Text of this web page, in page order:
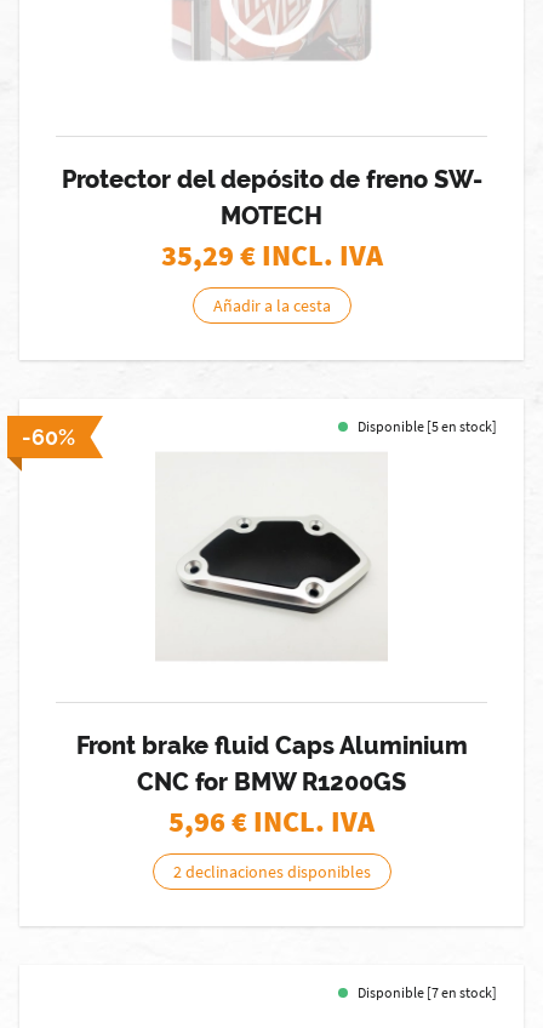
Protector del depósito de freno SW-
MOTECH
35,29€ INCL. IVA
Añadir a la cesta
-60% Disponible [5 en stock]
Front brake fluid Caps Aluminium
CNC for BMW R1200GS
5,96€ INCL. IVA
2 declinaciones disponibles
Disponible [7 en stock]